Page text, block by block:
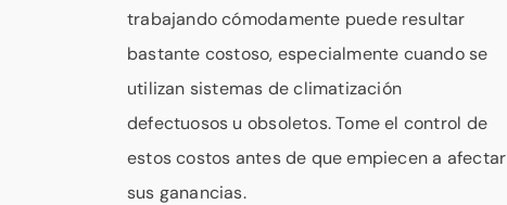
trabajando cómodamente puede resultar
bastante costoso, especialmente cuando se
utilizan sistemas de climatización
defectuosos u obsoletos. Tome el control de
estos costos antes de que empiecen a afectar
sus ganancias.